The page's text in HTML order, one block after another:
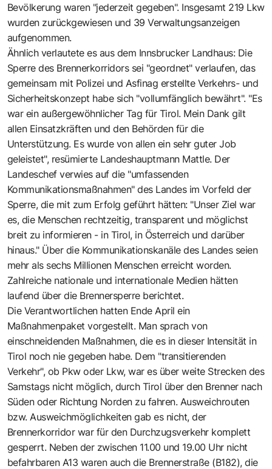
Bevölkerung waren "jederzeit gegeben". Insgesamt 219 Lkw
wurden zurückgewiesen und 39 Verwaltungsanzeigen
aufgenommen.
Ähnlich verlautete es aus dem Innsbrucker Landhaus: Die
Sperre des Brennerkorridors sei "geordnet" verlaufen, das
gemeinsam mit Polizei und Asfinag erstellte Verkehrs- und
Sicherheitskonzept habe sich "vollumfänglich bewährt". "Es
war ein außergewöhnlicher Tag für Tirol. Mein Dank gilt
allen Einsatzkräften und den Behörden für die
Unterstützung. Es wurde von allen ein sehr guter Job
geleistet", resümierte Landeshauptmann Mattle. Der
Landeschef verwies auf die "umfassenden
Kommunikationsmaßnahmen" des Landes im Vorfeld der
Sperre, die mit zum Erfolg geführt hätten: "Unser Ziel war
es, die Menschen rechtzeitig, transparent und möglichst
breit zu informieren - in Tirol, in Österreich und darüber
hinaus." Über die Kommunikationskanäle des Landes seien
mehr als sechs Millionen Menschen erreicht worden.
Zahlreiche nationale und internationale Medien hätten
laufend über die Brennersperre berichtet.
Die Verantwortlichen hatten Ende April ein
Maßnahmenpaket vorgestellt. Man sprach von
einschneidenden Maßnahmen, die es in dieser Intensität in
Tirol noch nie gegeben habe. Dem "transitierenden
Verkehr", ob Pkw oder Lkw, war es über weite Strecken des
Samstags nicht möglich, durch Tirol über den Brenner nach
Süden oder Richtung Norden zu fahren. Ausweichrouten
bzw. Ausweichmöglichkeiten gab es nicht, der
Brennerkorridor war für den Durchzugsverkehr komplett
gesperrt. Neben der zwischen 11.00 und 19.00 Uhr nicht
befahrbaren A13 waren auch die Brennerstraße (B182), die